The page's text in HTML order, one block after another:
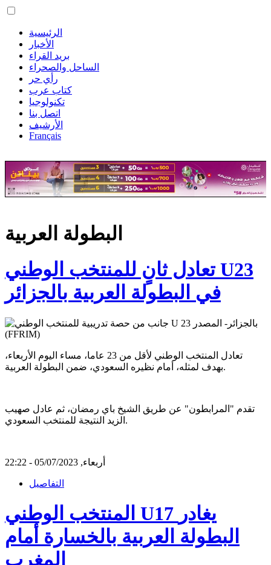
الرئيسية
الأخبار
بريد القراء
الساحل والصحراء
رأي حر
كتاب عرب
تكنولوجيا
اتصل بنا
الأرشيف
Français
البطولة العربية
تعادل ثانٍ للمنتخب الوطني U23
في البطولة العربية بالجزائر
تعادل المنتخب الوطني لأقل من 23 عاما، مساء اليوم الأربعاء،
بهدف لمثله، أمام نظيره السعودي، ضمن البطولة العربية.
تقدم "المرابطون" عن طريق الشيخ باي رمضان، ثم عادل صهيب
الزيد النتيجة للمنتخب السعودي.
أربعاء, 05/07/2023 - 22:22
التفاصيل
المنتخب الوطني U17 يغادر
البطولة العربية بالخسارة أمام
المغرب